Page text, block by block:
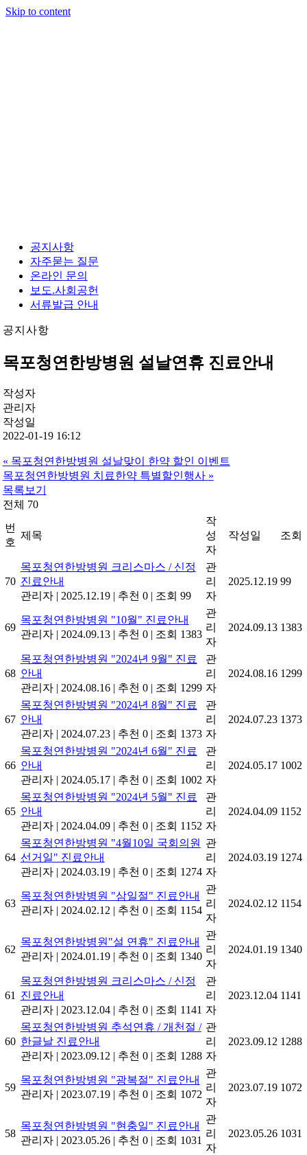
Skip to content
공지사항
자주묻는 질문
온라인 문의
보도.사회공헌
서류발급 안내
공지사항
목포청연한방병원 설날연휴 진료안내
작성자
관리자
작성일
2022-01-19 16:12
« 목포청연한방병원 설날맞이 한약 할인 이벤트
목포청연한방병원 치료한약 특별할인행사 »
목록보기
전체 70
번
호
제목
작
성
자
작성일 조회
70
목포청연한방병원 크리스마스 / 신정
진료안내
관리자 | 2025.12.19 | 추천 0 | 조회 99
관
리
자
2025.12.19 99
69
목포청연한방병원 "10월" 진료안내
관리자 | 2024.09.13 | 추천 0 | 조회 1383
관
리
자
2024.09.13 1383
68
목포청연한방병원 "2024년 9월" 진료
안내
관리자 | 2024.08.16 | 추천 0 | 조회 1299
관
리
자
2024.08.16 1299
67
목포청연한방병원 "2024년 8월" 진료
안내
관리자 | 2024.07.23 | 추천 0 | 조회 1373
관
리
자
2024.07.23 1373
66
목포청연한방병원 "2024년 6월" 진료
안내
관리자 | 2024.05.17 | 추천 0 | 조회 1002
관
리
자
2024.05.17 1002
65
목포청연한방병원 "2024년 5월" 진료
안내
관리자 | 2024.04.09 | 추천 0 | 조회 1152
관
리
자
2024.04.09 1152
64
목포청연한방병원 "4월10일 국회의원
선거일" 진료안내
관리자 | 2024.03.19 | 추천 0 | 조회 1274
관
리
자
2024.03.19 1274
63
목포청연한방병원 "삼일절" 진료안내
관리자 | 2024.02.12 | 추천 0 | 조회 1154
관
리
자
2024.02.12 1154
62
목포청연한방병원"설 연휴" 진료안내
관리자 | 2024.01.19 | 추천 0 | 조회 1340
관
리
자
2024.01.19 1340
61
목포청연한방병원 크리스마스 / 신정
진료안내
관리자 | 2023.12.04 | 추천 0 | 조회 1141
관
리
자
2023.12.04 1141
60
목포청연한방병원 추석연휴 / 개천절 /
한글날 진료안내
관리자 | 2023.09.12 | 추천 0 | 조회 1288
관
리
자
2023.09.12 1288
59
목포청연한방병원 "광복절" 진료안내
관리자 | 2023.07.19 | 추천 0 | 조회 1072
관
리
자
2023.07.19 1072
58
목포청연한방병원 "현충일" 진료안내
관리자 | 2023.05.26 | 추천 0 | 조회 1031
관
리
자
2023.05.26 1031